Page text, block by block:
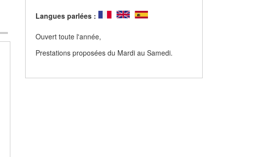
Langues parlées :
Ouvert toute l'année,
Prestations proposées du Mardi au Samedi.